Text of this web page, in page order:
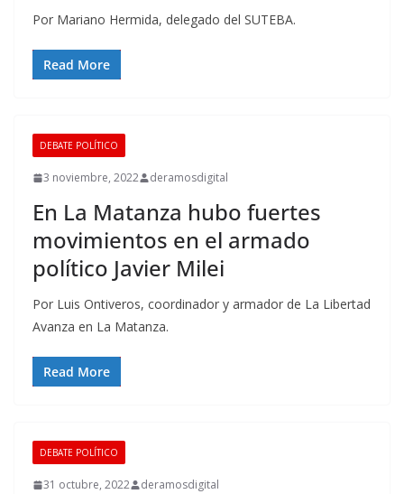
Por Mariano Hermida, delegado del SUTEBA.
Read More
DEBATE POLÍTICO
3 noviembre, 2022 deramosdigital
En La Matanza hubo fuertes
movimientos en el armado
político Javier Milei
Por Luis Ontiveros, coordinador y armador de La Libertad
Avanza en La Matanza.
Read More
DEBATE POLÍTICO
31 octubre, 2022 deramosdigital